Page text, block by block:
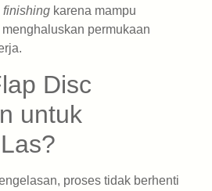
finishing karena mampu
permukaan
Disc
untuk
proses tidak berhenti